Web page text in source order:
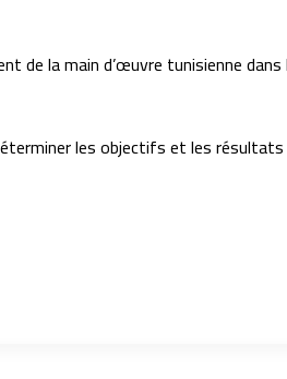
la main d’œuvre tunisienne dans
les objectifs et les